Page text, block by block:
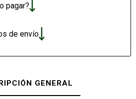
pagar?
de envío
GENERAL